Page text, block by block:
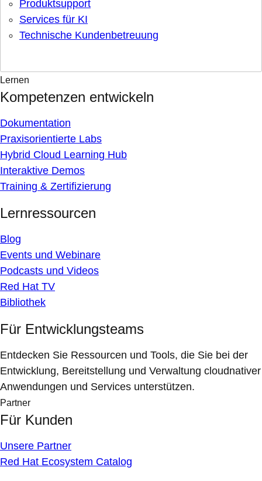
Produktsupport
Services für KI
Technische Kundenbetreuung
Lernen
Kompetenzen entwickeln
Dokumentation
Praxisorientierte Labs
Hybrid Cloud Learning Hub
Interaktive Demos
Training & Zertifizierung
Lernressourcen
Blog
Events und Webinare
Podcasts und Videos
Red Hat TV
Bibliothek
Für Entwicklungsteams
Entdecken Sie Ressourcen und Tools, die Sie bei der
Entwicklung, Bereitstellung und Verwaltung cloudnativer
Anwendungen und Services unterstützen.
Partner
Für Kunden
Unsere Partner
Red Hat Ecosystem Catalog